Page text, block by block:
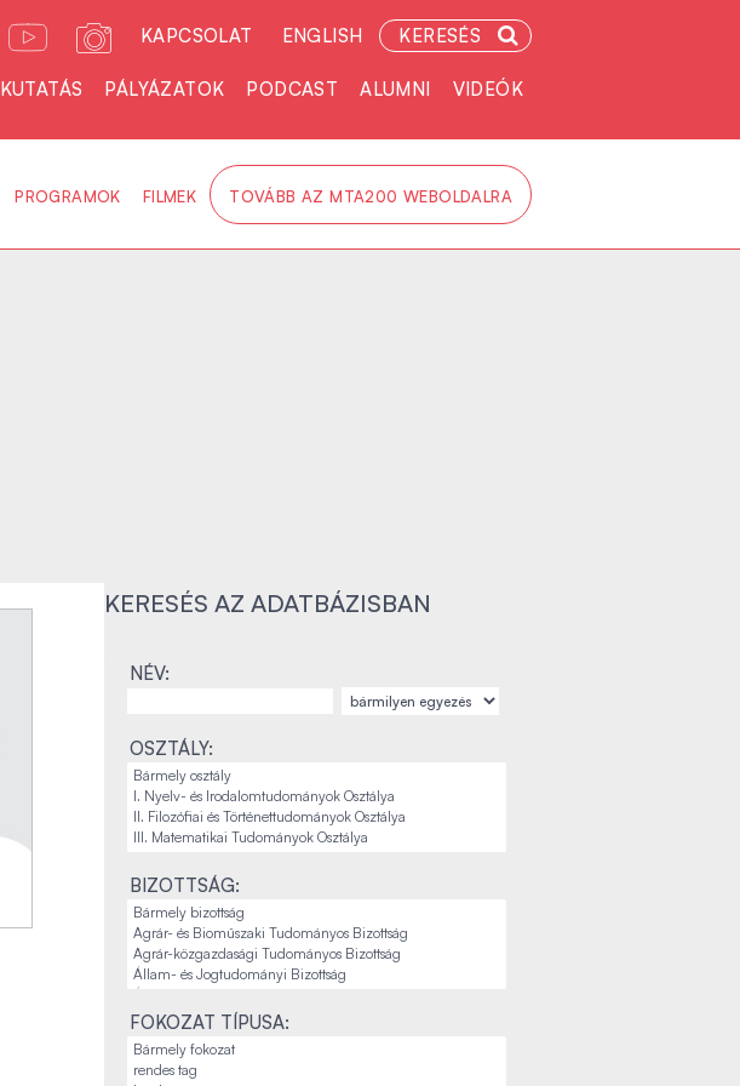
KAPCSOLAT ENGLISH KERESÉS
KUTATÁS PÁLYÁZATOK PODCAST ALUMNI VIDEÓK
PROGRAMOK FILMEK TOVÁBB AZ MTA200 WEBOLDALRA
KERESÉS AZ ADATBÁZISBAN
NÉV:
OSZTÁLY:
BIZOTTSÁG:
FOKOZAT TÍPUSA: